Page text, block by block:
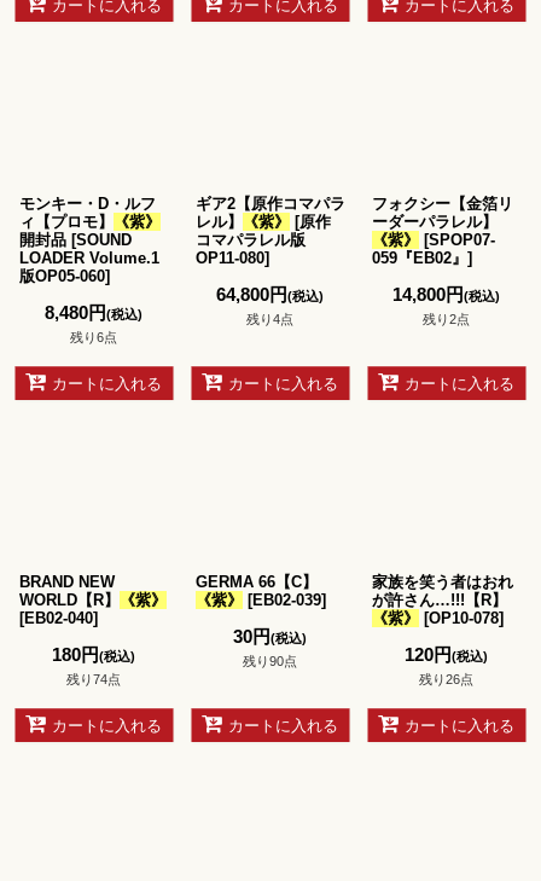
カートに入れる カートに入れる カートに入れる
モンキー・D・ルフ
ィ【プロモ】
《紫》
開封品 [SOUND
LOADER Volume.1
版OP05-060]
8,480円(税込)
残り6点
カートに入れる
ギア2【原作コマパラ
レル】
《紫》 [原作
コマパラレル版
OP11-080]
64,800円(税込)
残り4点
カートに入れる
フォクシー【金箔リ
ーダーパラレル】
《紫》
[SPOP07-
059『EB02』 ]
14,800円(税込)
残り2点
カートに入れる
BRAND NEW
WORLD【R】
《紫》
[EB02-040]
180円(税込)
残り74点
カートに入れる
GERMA 66【C】
《紫》
[EB02-039]
30円(税込)
残り90点
カートに入れる
家族を笑う者はおれ
が許さん…!!!【R】
《紫》
[OP10-078]
120円(税込)
残り26点
カートに入れる